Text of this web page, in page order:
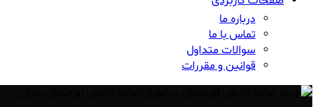
درباره ما
تماس با ما
سوالات متداول
قوانین و مقررات